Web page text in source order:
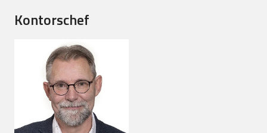
Kontorschef